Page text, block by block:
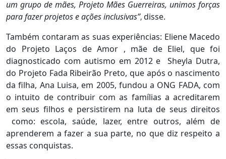
um grupo de mães, Projeto Mães Guerreiras, unimos forças
para fazer projetos e ações inclusivas”, disse.
Também contaram as suas experiências: Eliene Macedo
do Projeto Laços de Amor , mãe de Eliel, que foi
diagnosticado com autismo em 2012 e Sheyla Dutra,
do Projeto Fada Ribeirão Preto, que após o nascimento
da filha, Ana Luisa, em 2005, fundou a ONG FADA, com
o intuito de contribuir com as famílias a acreditarem
em seus filhos e persistirem na luta de seus direitos
como: escola, saúde, lazer, entre outros, além de
aprenderem a fazer a sua parte, no que diz respeito a
essas conquistas.